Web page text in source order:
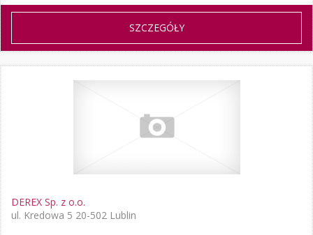
SZCZEGÓŁY
DEREX Sp. z o.o.
ul. Kredowa 5 20-502 Lublin